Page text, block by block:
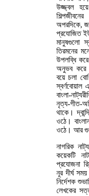
উজ্জ্বল
অপরদিকে,
প্রযোজিত
মানুষগুলো
তিরমনের
উপলব্ধি
অনুভব করে
বয়ে চলা
বাংলা-
নৃত্য-গীত-
থাকে।
ওঠে।
ওঠে। আর
নাগরিক
কয়েকটি
প্রযোজনা
নূর দীর্ঘ
নির্দেশক
লেখকের